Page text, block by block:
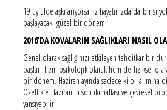
19 Eylülde aşkı arıyorsanız hayatınızda da birisi
başlayacak, güzel bir dönem.
2016'DA KOVALARIN SAĞLIKLARI NASIL
Genel olarak sağlığınızı etkileyen tehditkar bir
başları hem psikolojik olarak hem de fiziksel
bir dönem. Haziran ayında sadece kilo alımına
Özellikle Haziran'ın son iki haftası ve çevresel
yansıyabilir.